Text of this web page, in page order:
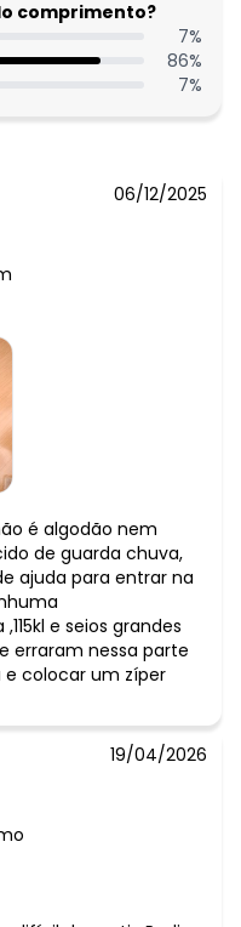
comprimento?
7%
86%
7%
06/12/2025
é algodão nem
de guarda chuva,
ajuda para entrar na
e seios grandes
erraram nessa parte
colocar um zíper
19/04/2026